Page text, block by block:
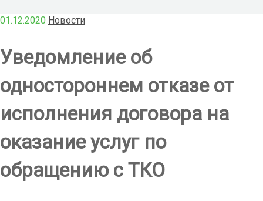
01.12.2020 Новости
Уведомление об
одностороннем отказе от
исполнения договора на
оказание услуг по
обращению с ТКО